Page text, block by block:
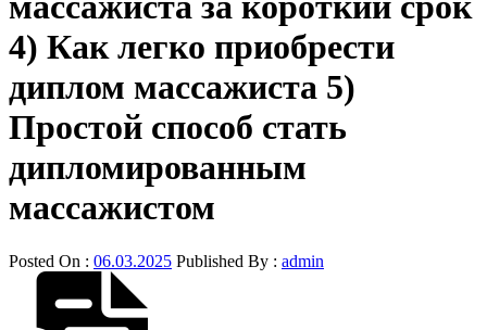
4) Как легко приобрести
диплом массажиста 5)
Простой способ стать
дипломированным
массажистом
Posted On : 06.03.2025 Published By : admin